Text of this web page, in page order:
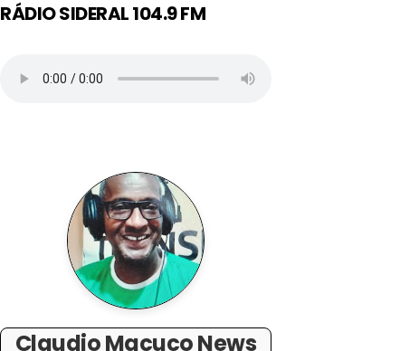
RÁDIO SIDERAL 104.9 FM
Claudio Macuco News